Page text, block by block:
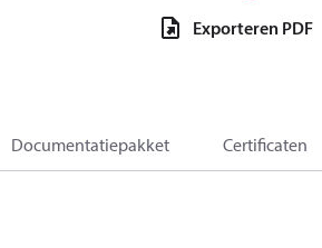
Exporteren PDF
Documentatiepakket Certificaten